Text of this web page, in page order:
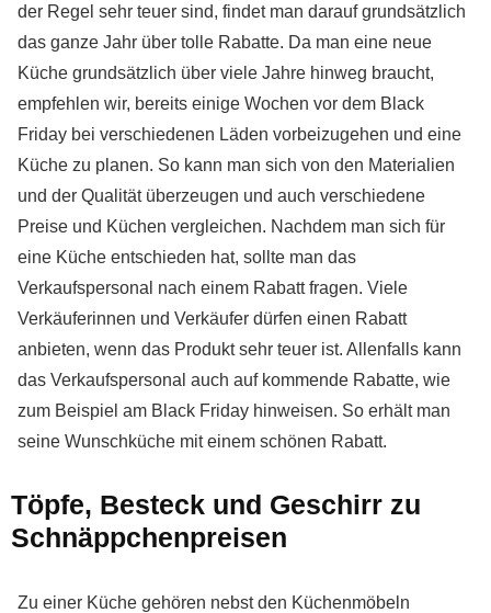
der Regel sehr teuer sind, findet man darauf grundsätzlich
das ganze Jahr über tolle Rabatte. Da man eine neue
Küche grundsätzlich über viele Jahre hinweg braucht,
empfehlen wir, bereits einige Wochen vor dem Black
Friday bei verschiedenen Läden vorbeizugehen und eine
Küche zu planen. So kann man sich von den Materialien
und der Qualität überzeugen und auch verschiedene
Preise und Küchen vergleichen. Nachdem man sich für
eine Küche entschieden hat, sollte man das
Verkaufspersonal nach einem Rabatt fragen. Viele
Verkäuferinnen und Verkäufer dürfen einen Rabatt
anbieten, wenn das Produkt sehr teuer ist. Allenfalls kann
das Verkaufspersonal auch auf kommende Rabatte, wie
zum Beispiel am Black Friday hinweisen. So erhält man
seine Wunschküche mit einem schönen Rabatt.
Töpfe, Besteck und Geschirr zu
Schnäppchenpreisen
Zu einer Küche gehören nebst den Küchenmöbeln